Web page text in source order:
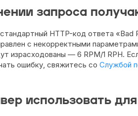
запроса
HTTP-код ответа «Bad
с некорректными
израсходованы — 6 RPM/1 RPH.
ошибку, свяжитесь со Службой
использовать